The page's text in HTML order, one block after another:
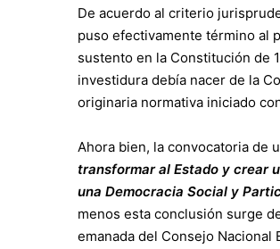
De acuerdo al criterio
puso efectivamente término al
sustento en la Constitución de
investidura debía nacer de la
originaria normativa iniciado
Ahora bien, la convocatoria de
transformar al Estado y crear
una Democracia Social y
menos esta conclusión surge
emanada del Consejo